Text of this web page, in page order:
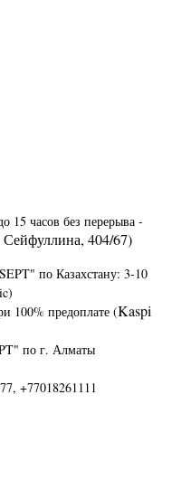
часов без перерыва -
404/67)
по Казахстану: 3-10
100% предоплате (Kaspi
по г. Алматы
+77018261111